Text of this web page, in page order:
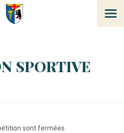
SPORTIVE
sont fermées.